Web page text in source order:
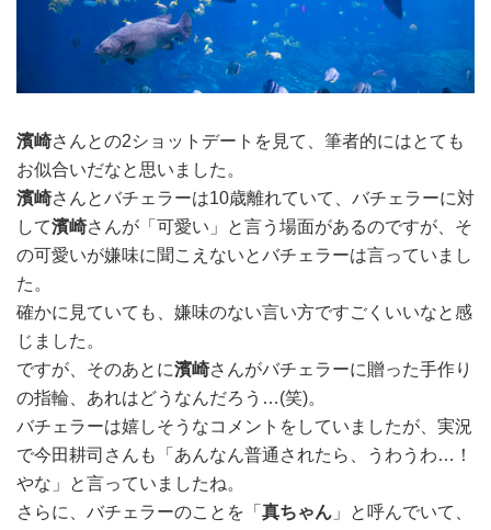
濱崎さんとの2ショットデートを見て、筆者的にはとても
お似合いだなと思いました。
濱崎さんとバチェラーは10歳離れていて、バチェラーに対
して濱崎さんが「可愛い」と言う場面があるのですが、そ
の可愛いが嫌味に聞こえないとバチェラーは言っていまし
た。
確かに見ていても、嫌味のない言い方ですごくいいなと感
じました。
ですが、そのあとに濱崎さんがバチェラーに贈った手作り
の指輪、あれはどうなんだろう…(笑)。
バチェラーは嬉しそうなコメントをしていましたが、実況
で今田耕司さんも「あんなん普通されたら、うわうわ…！
やな」と言っていましたね。
さらに、バチェラーのことを「 真ちゃん 」と呼んでいて、